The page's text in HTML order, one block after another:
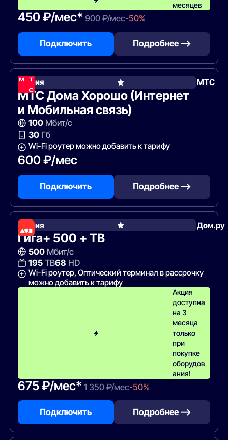
месяцев
450 ₽/мес* 900 ₽/мес-50%
Подключить Подробнее —>
Акция МТС
МТС Дома Хорошо (Интернет
и Мобильная связь)
100Мбит/с
30Гб
Wi-Fi роутер можно добавить к тарифу
600 ₽/мес
Подключить Подробнее —>
Акция Дом.ру
Гига+ 500 + ТВ
500Мбит/с
195ТВ68 HD
Wi-Fi роутер, Оптический терминал в рассрочку
можно добавить к тарифу
Акция
доступна
на 3
месяца
только
при
покупке
оборудов
ания!
675 ₽/мес* 1 350 ₽/мес-50%
Подключить Подробнее —>